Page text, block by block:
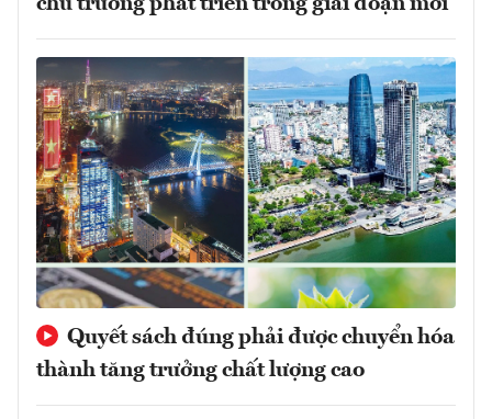
chủ trương phát triển trong giai đoạn mới
Quyết sách đúng phải được chuyển hóa
thành tăng trưởng chất lượng cao